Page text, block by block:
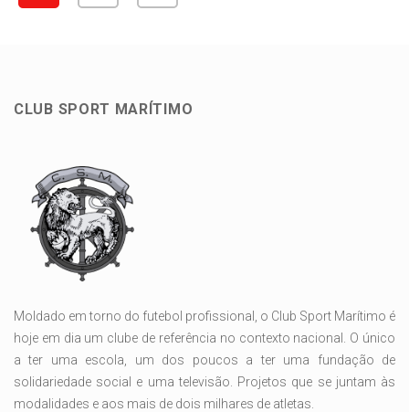
CLUB SPORT MARÍTIMO
Moldado em torno do futebol profissional, o Club Sport Marítimo é
hoje em dia um clube de referência no contexto nacional. O único
a ter uma escola, um dos poucos a ter uma fundação de
solidariedade social e uma televisão. Projetos que se juntam às
modalidades e aos mais de dois milhares de atletas.